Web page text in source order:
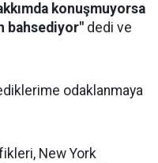
konuşmuyorsa
bahsediyor" dedi ve
odaklanmaya
New York